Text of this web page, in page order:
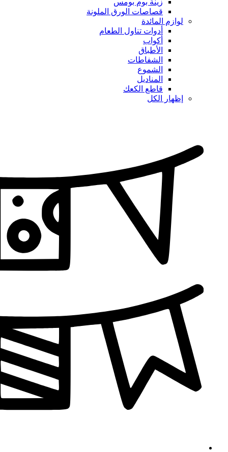
زينة بوم بومس
قصاصات الورق الملونة
لوازم المائدة
أدوات تناول الطعام
أكواب
الأطباق
الشفاطات
الشموع
المناديل
قاطع الكعك
إظهار الكل